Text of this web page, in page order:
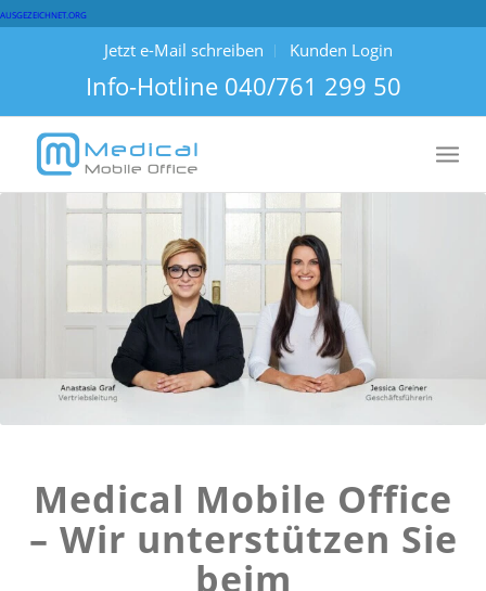
AUSGEZEICHNET.ORG
Jetzt e-Mail schreiben Kunden Login
Info-Hotline 040/761 299 50
Medical Mobile Office
– Wir unterstützen Sie
beim